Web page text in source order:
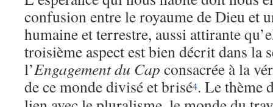
confusion entre le royaume de Dieu et
humaine et terrestre, aussi attirante
troisième aspect est bien décrit dans la
l’Engagement du Cap consacrée à la
de ce monde divisé et brisé4. Le thème